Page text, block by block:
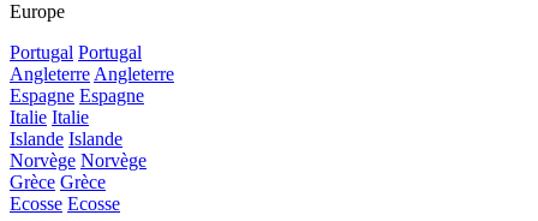
Europe
Portugal Portugal
AngleterreAngleterre
Espagne Espagne
Italie Italie
Islande Islande
Norvège Norvège
Grèce Grèce
Ecosse Ecosse